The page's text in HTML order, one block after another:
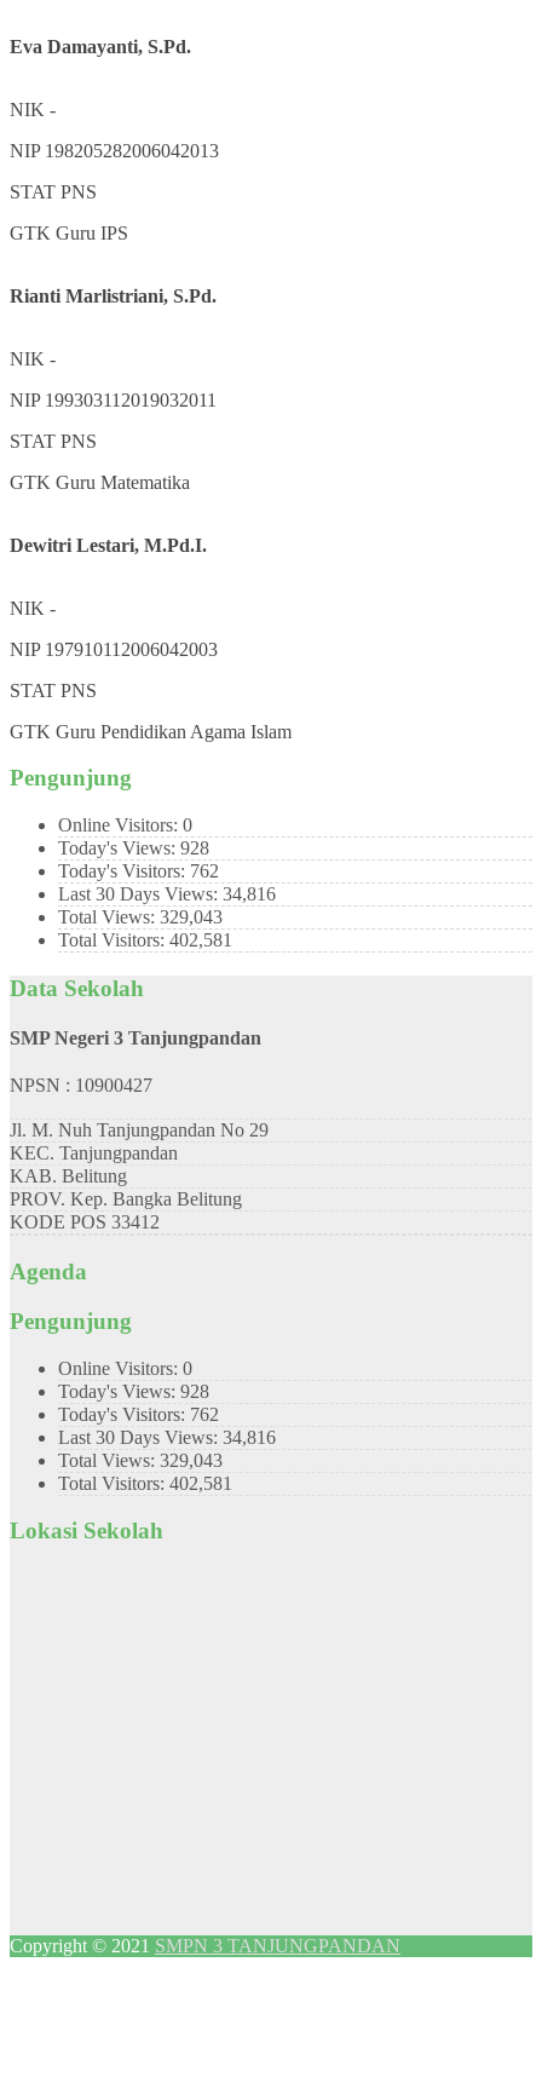
Eva Damayanti, S.Pd.
NIK -
NIP 198205282006042013
STAT PNS
GTK Guru IPS
Rianti Marlistriani, S.Pd.
NIK -
NIP 199303112019032011
STAT PNS
GTK Guru Matematika
Dewitri Lestari, M.Pd.I.
NIK -
NIP 197910112006042003
STAT PNS
GTK Guru Pendidikan Agama Islam
Pengunjung
Online Visitors: 0
Today's Views: 928
Today's Visitors: 762
Last 30 Days Views: 34,816
Total Views: 329,043
Total Visitors: 402,581
Data Sekolah
SMP Negeri 3 Tanjungpandan
NPSN : 10900427
Jl. M. Nuh Tanjungpandan No 29
KEC. Tanjungpandan
KAB. Belitung
PROV. Kep. Bangka Belitung
KODE POS 33412
Agenda
Pengunjung
Online Visitors: 0
Today's Views: 928
Today's Visitors: 762
Last 30 Days Views: 34,816
Total Views: 329,043
Total Visitors: 402,581
Lokasi Sekolah
Copyright © 2021 SMPN 3 TANJUNGPANDAN